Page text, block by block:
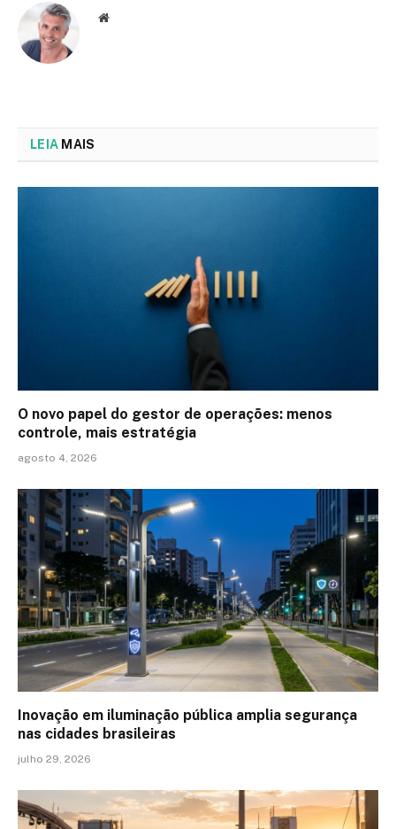
Website
LEIA MAIS
O novo papel do gestor de operações: menos
controle, mais estratégia
agosto 4, 2026
Inovação em iluminação pública amplia segurança
nas cidades brasileiras
julho 29, 2026